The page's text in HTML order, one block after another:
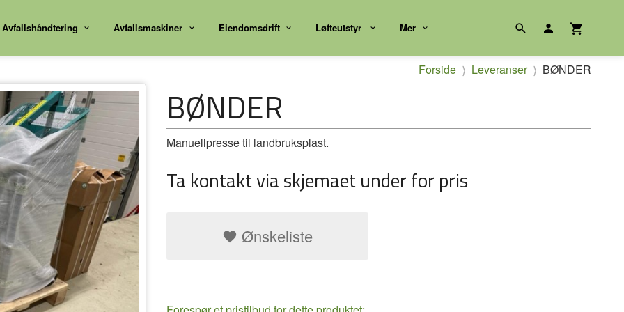
Avfallshåndtering Avfallsmaskiner Eiendomsdrift Løfteutstyr Mer
Forside Leveranser BØNDER
BØNDER
Manuellpresse til landbruksplast.
Ta kontakt via skjemaet under for pris
Ønskeliste